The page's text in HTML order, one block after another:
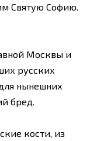
Святую Софию.
Москвы и
русских
нынешних
бред.
кости, из